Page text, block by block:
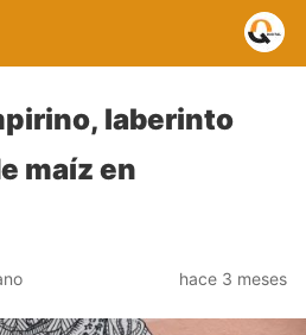
laberinto
maíz en
hace 3 meses